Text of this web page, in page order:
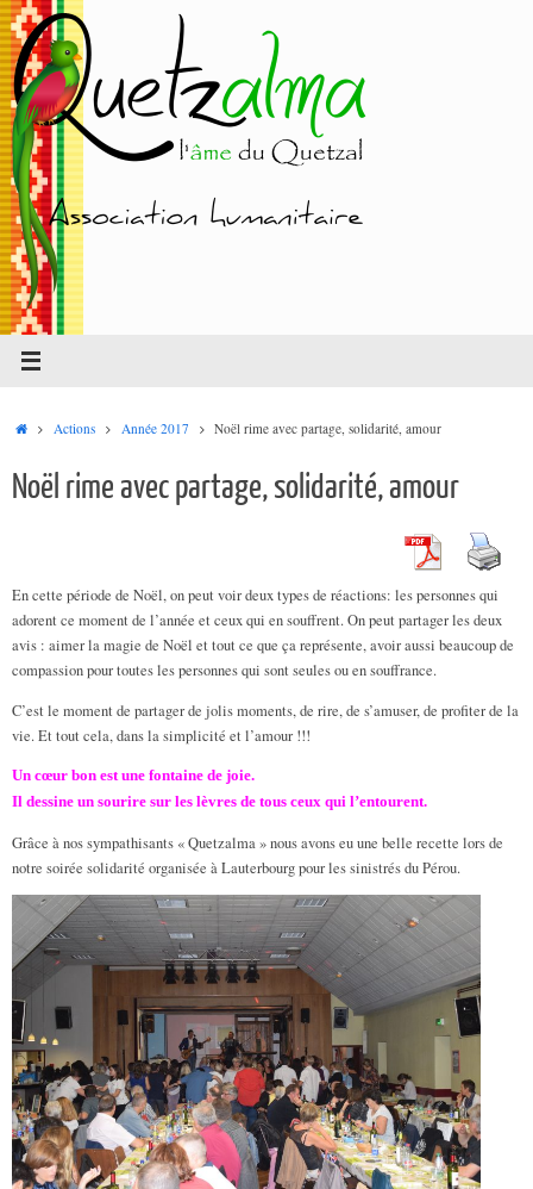
Passer
au
contenu
AccueilActions Année 2017 Noël rime avec partage, solidarité, amour
Noël rime avec partage, solidarité, amour
En cette période de Noël, on peut voir deux types de réactions: les personnes qui
adorent ce moment de l’année et ceux qui en souffrent. On peut partager les deux
avis : aimer la magie de Noël et tout ce que ça représente, avoir aussi beaucoup de
compassion pour toutes les personnes qui sont seules ou en souffrance.
C’est le moment de partager de jolis moments, de rire, de s’amuser, de profiter de la
vie. Et tout cela, dans la simplicité et l’amour !!!
Un cœur bon est une fontaine de joie.
Il dessine un sourire sur les lèvres de tous ceux qui l’entourent.
Grâce à nos sympathisants « Quetzalma » nous avons eu une belle recette lors de
notre soirée solidarité organisée à Lauterbourg pour les sinistrés du Pérou.